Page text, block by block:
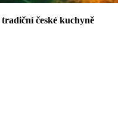
české kuchyně